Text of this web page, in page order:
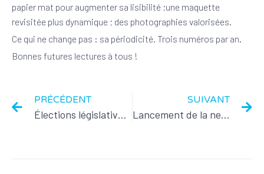
papier mat pour augmenter sa lisibilité ;une maquette
revisitée plus dynamique ; des photographies valorisées.
Ce qui ne change pas : sa périodicité. Trois numéros par an.
Bonnes futures lectures à tous !
PRÉCÉDENT
Élections législatives – Janvier 2023
SUIVANT
Lancement de la newsletter de la ville !